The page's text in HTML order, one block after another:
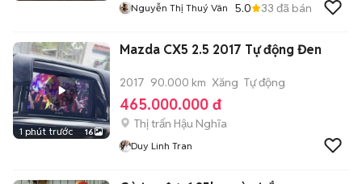
Nguyễn Thị Thuý Vân 5.0 33 đã bán
1 phút trước 16
Mazda CX5 2.5 2017 Tự động Đen
2017 90.000 km Xăng Tự động
465.000.000 đ
Thị trấn Hậu Nghĩa
Duy Linh Tran